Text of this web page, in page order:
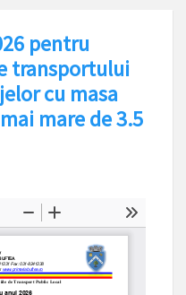
pentru
transportului
cu masa
mare de 3.5